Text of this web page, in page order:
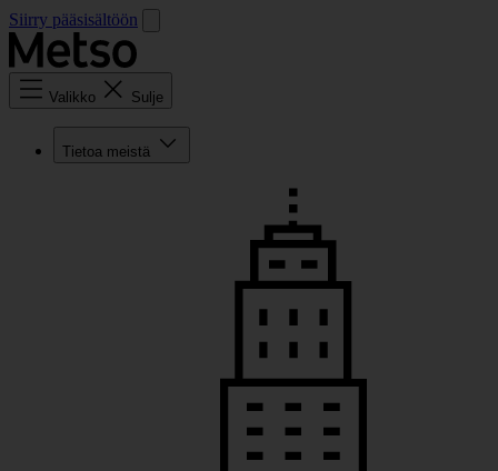
Siirry pääsisältöön
Valikko Sulje
Tietoa meistä